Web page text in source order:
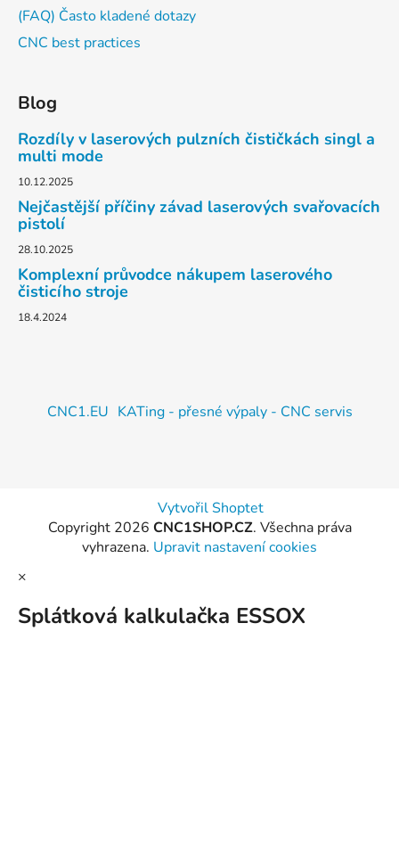
(FAQ) Často kladené dotazy
CNC best practices
Blog
Rozdíly v laserových pulzních čističkách singl a
multi mode
10.12.2025
Nejčastější příčiny závad laserových svařovacích
pistolí
28.10.2025
Komplexní průvodce nákupem laserového
čisticího stroje
18.4.2024
CNC1.EU KATing - přesné výpaly - CNC servis
Vytvořil Shoptet
Copyright 2026 CNC1SHOP.CZ. Všechna práva
vyhrazena. Upravit nastavení cookies
×
Splátková kalkulačka ESSOX